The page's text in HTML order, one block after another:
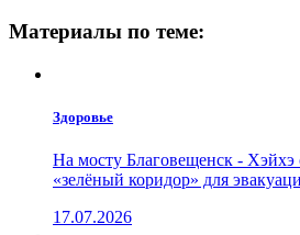
Материалы по теме:
Здоровье
На мосту Благовещенск - Хэйхэ
«зелёный коридор» для
17.07.2026